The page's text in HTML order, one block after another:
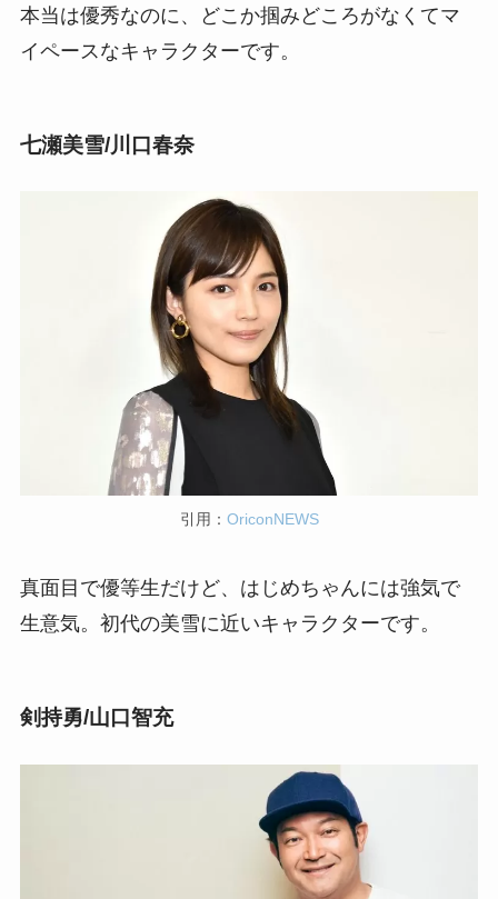
本当は優秀なのに、どこか掴みどころがなくてマ
イペースなキャラクターです。
七瀬美雪/川口春奈
引用： OriconNEWS
真面目で優等生だけど、はじめちゃんには強気で
生意気。初代の美雪に近いキャラクターです。
剣持勇/山口智充